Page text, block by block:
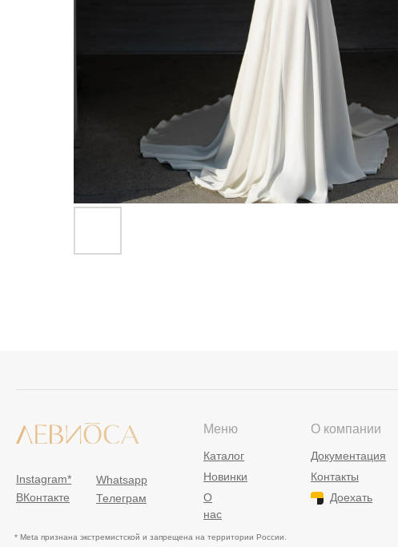
Instagram*
* Meta признана экстремистской и запрещена на территории России.
Whatsapp
ВКонтакте
Телеграм
Меню
Каталог
Новинки
О
нас
О компании
Документация
Контакты
Доехать